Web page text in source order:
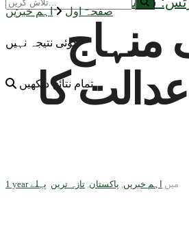
کوئی نتیجہ نہیں
تمام نتائج دیکھیں
صفحہ اول اہم خبریں
منہاج
عدالت کا
1 year پہلے میں اہم خبریں پاکستان تازہ ترین